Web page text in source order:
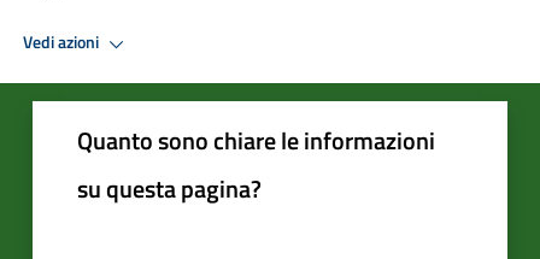
Vedi azioni
Quanto sono chiare le informazioni
su questa pagina?